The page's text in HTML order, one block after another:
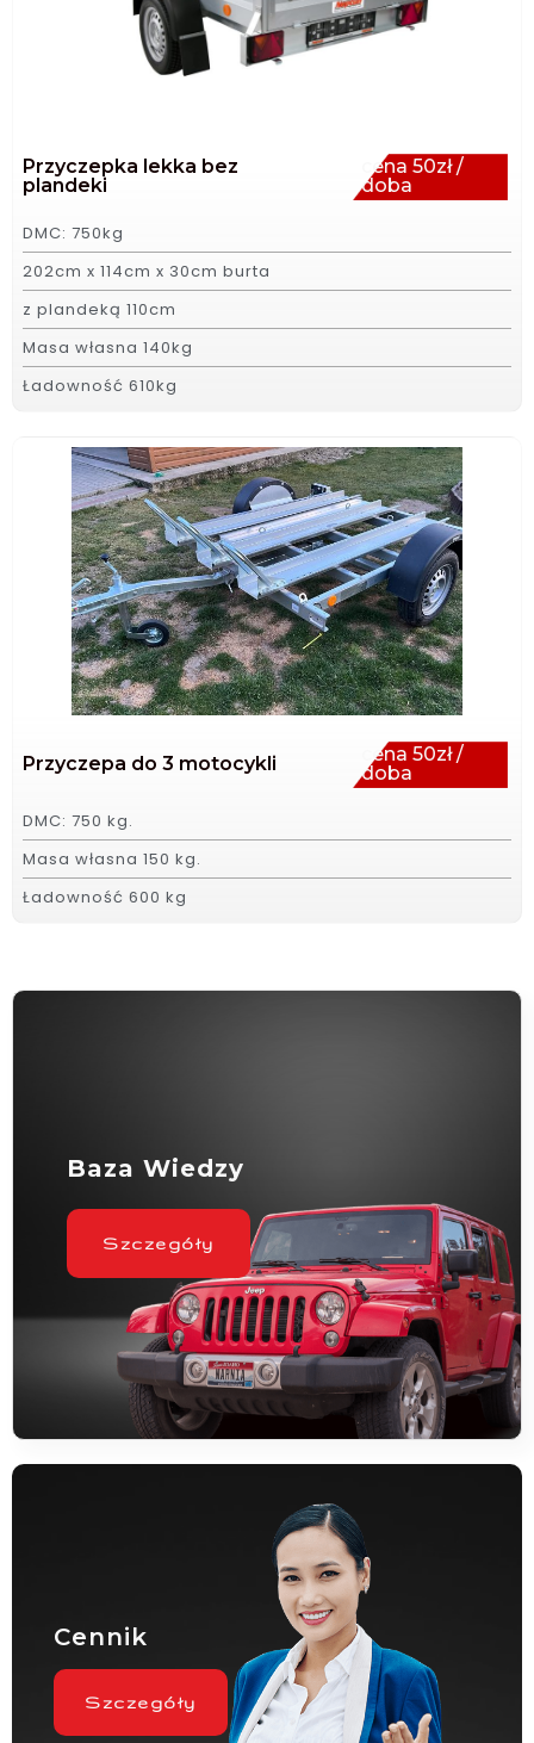
Przyczepka lekka bez
plandeki
cena 50zł /
doba
DMC: 750kg
202cm x 114cm x 30cm burta
z plandeką 110cm
Masa własna 140kg
Ładowność 610kg
Przyczepa do 3 motocykli
cena 50zł /
doba
DMC: 750 kg.
Masa własna 150 kg.
Ładowność 600 kg
Baza Wiedzy
Szczegóły
Cennik
Szczegóły